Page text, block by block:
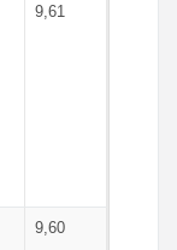
9,61
9,60